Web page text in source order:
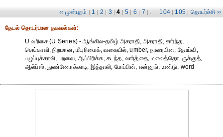
‹‹ முன்புறம் | 1 | 2 | 3 | 4 | 5 | 6 | 7 | ... | 104 | 105 | தொடர்ச்சி ››
தேட‌ல் தொட‌ர்பான தகவ‌ல்க‌ள்:
U வரிசை (U Series) - ஆங்கில-தமிழ் அகராதி, அகராதி, சார்ந்த,
செங்காவி, நிறமான, மீயுரிமைக், வகையில், umber, நாரையின, தோய்வி,
பழுப்புக்காவி, பறவை, ஆப்பிரிக்க, கடந்த, வார்த்தை, மலைத்தொடருக்குத்,
ஆல்ப்ஸ், நுண்ணோக்காடி, இத்தாலி, போப்பின், என்னுங், உண்டு, word